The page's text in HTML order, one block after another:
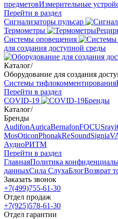
предметовИзмерительные
Перейти в раздел
Сигнализаторы пульсар
Термометры
Cистемы оповещения
для создания доступной среды
Каталог/
Оборудование для создания
Системы тифлокомментирования
Перейти в раздел
COVID-19
Бренды
Каталог/
Бренды
AudifonAuricaBernafonFOCUSray
MosOticonPhonakReSoundSignia
АудиоРИТМ
Перейти в раздел
ГлавнаяПолитика
данныхСила СлухаБлогВозврат
Заказать звонок
+7(499)755-61-30
Отдел продаж
+7(925)578-61-30
Отдел гарантии